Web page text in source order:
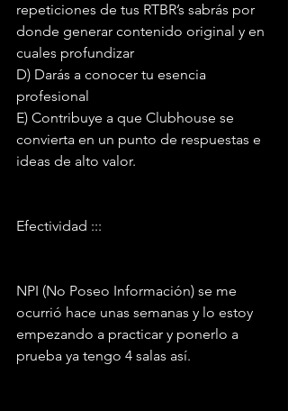
repeticiones de tus RTBR’s sabrás por
donde generar contenido original y en
cuales profundizar
D) Darás a conocer tu esencia
profesional
E) Contribuye a que Clubhouse se
convierta en un punto de respuestas e
ideas de alto valor.
Efectividad :::
NPI (No Poseo Información) se me
ocurrió hace unas semanas y lo estoy
empezando a practicar y ponerlo a
prueba ya tengo 4 salas así.